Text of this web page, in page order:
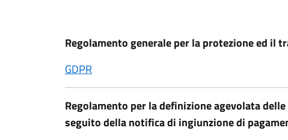
Regolamento generale per la protezione ed il
GDPR
Regolamento per la definizione agevolata
seguito della notifica di ingiunzione di